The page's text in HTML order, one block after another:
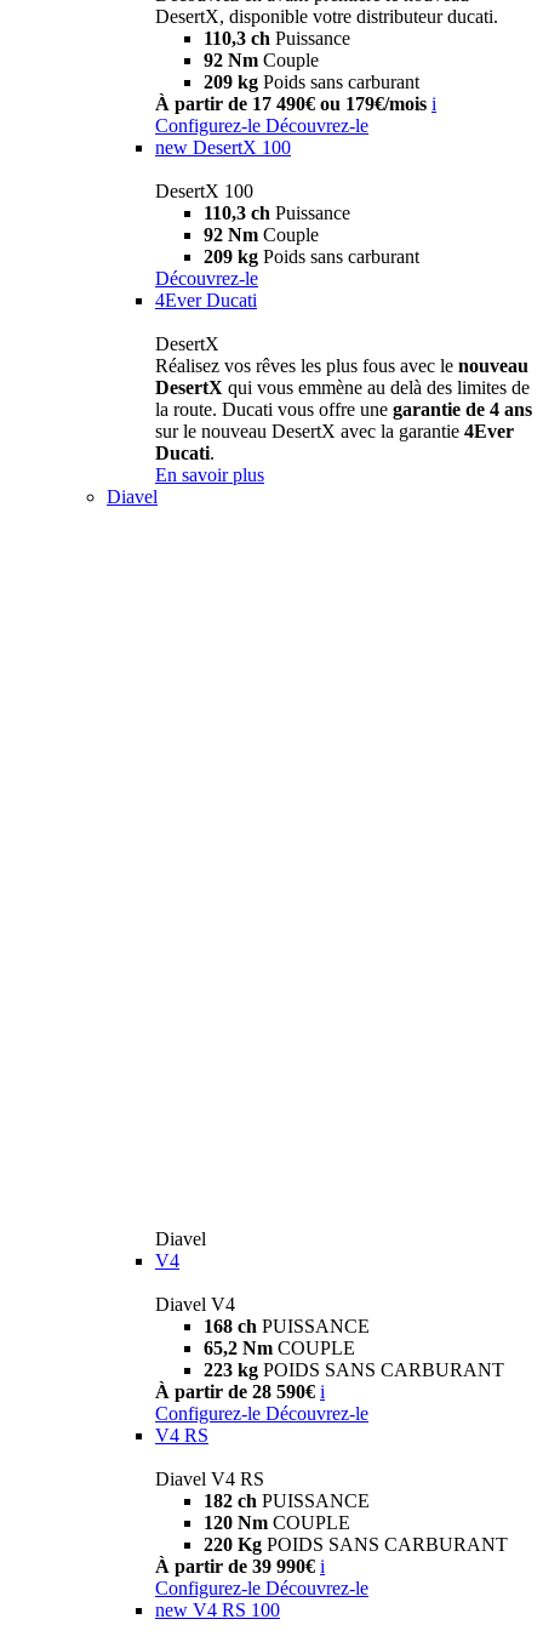
DesertX, disponible votre distributeur ducati.
110,3 ch Puissance
92 Nm Couple
209 kg Poids sans carburant
À partir de 17 490€ ou 179€/mois i
Configurez-le Découvrez-le
new DesertX 100
DesertX 100
110,3 ch Puissance
92 Nm Couple
209 kg Poids sans carburant
Découvrez-le
4Ever Ducati
DesertX
Réalisez vos rêves les plus fous avec le nouveau
DesertX qui vous emmène au delà des limites de
la route. Ducati vous offre une garantie de 4 ans
sur le nouveau DesertX avec la garantie 4Ever
Ducati.
En savoir plus
Diavel
Diavel
V4
Diavel V4
168 ch PUISSANCE
65,2 Nm COUPLE
223 kg POIDS SANS CARBURANT
À partir de 28 590€ i
Configurez-le Découvrez-le
V4 RS
Diavel V4 RS
182 ch PUISSANCE
120 Nm COUPLE
220 Kg POIDS SANS CARBURANT
À partir de 39 990€ i
Configurez-le Découvrez-le
new V4 RS 100